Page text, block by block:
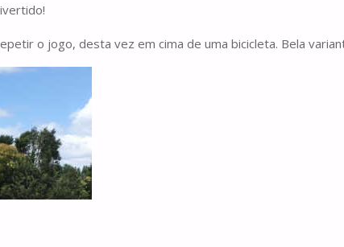
o jogo, desta vez em cima de uma bicicleta. Bela